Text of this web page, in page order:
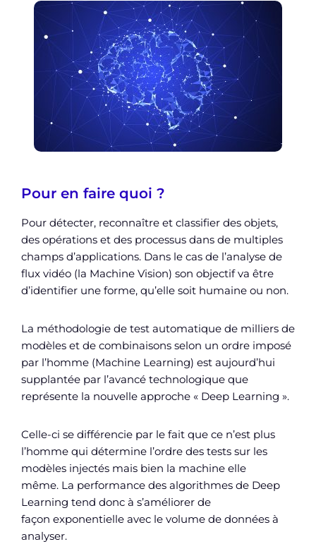
Pour en faire quoi ?
Pour détecter, reconnaître et classifier des objets,
des opérations et des processus dans de multiples
champs d’applications. Dans le cas de l’analyse de
flux vidéo (la Machine Vision) son objectif va être
d’identifier une forme, qu’elle soit humaine ou non.
La méthodologie de test automatique de milliers de
modèles et de combinaisons selon un ordre imposé
par l’homme (Machine Learning) est aujourd’hui
supplantée par l’avancé technologique que
représente la nouvelle approche « Deep Learning ».
Celle-ci se différencie par le fait que ce n’est plus
l’homme qui détermine l’ordre des tests sur les
modèles injectés mais bien la machine elle
même. La performance des algorithmes de Deep
Learning tend donc à s’améliorer de
façon exponentielle avec le volume de données à
analyser.